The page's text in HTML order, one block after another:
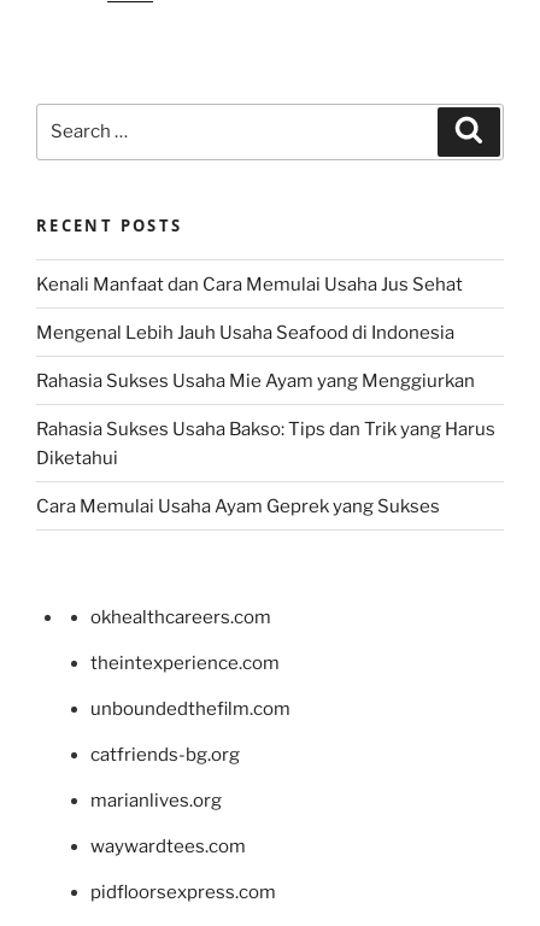
RECENT POSTS
Kenali Manfaat dan Cara Memulai Usaha Jus Sehat
Mengenal Lebih Jauh Usaha Seafood di Indonesia
Rahasia Sukses Usaha Mie Ayam yang Menggiurkan
Rahasia Sukses Usaha Bakso: Tips dan Trik yang Harus
Diketahui
Cara Memulai Usaha Ayam Geprek yang Sukses
okhealthcareers.com
theintexperience.com
unboundedthefilm.com
catfriends-bg.org
marianlives.org
waywardtees.com
pidfloorsexpress.com